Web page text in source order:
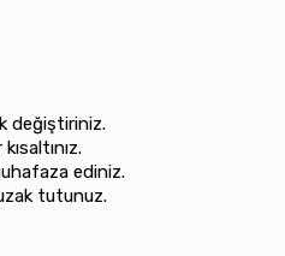
değiştiriniz.
ediniz.
tutunuz.